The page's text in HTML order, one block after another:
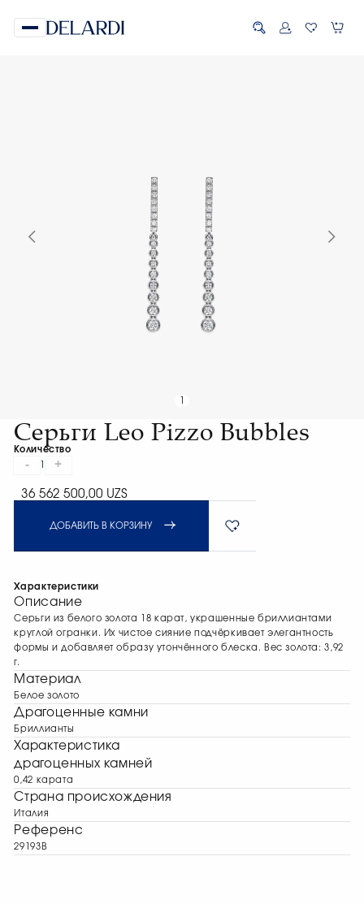
Серьги Leo Pizzo Bubbles
Количество
- +
36 562 500,00 UZS
ДОБАВИТЬ В КОРЗИНУ
Характеристики
Описание
Серьги из белого золота 18 карат, украшенные бриллиантами
круглой огранки. Их чистое сияние подчёркивает элегантность
формы и добавляет образу утончённого блеска. Вес золота: 3,92
г.
Материал
Белое золото
Драгоценные камни
Бриллианты
Характеристика
драгоценных камней
0,42 карата
Страна происхождения
Италия
Референс
29193B